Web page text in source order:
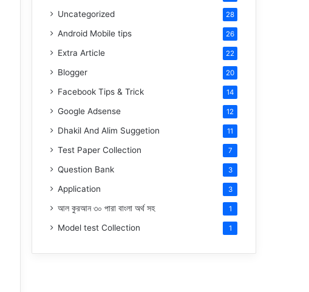
Uncategorized 28
Android Mobile tips 26
Extra Article 22
Blogger 20
Facebook Tips & Trick 14
Google Adsense 12
Dhakil And Alim Suggetion 11
Test Paper Collection 7
Question Bank 3
Application 3
আল কুরআন ৩০ পারা বাংলা অর্থ সহ 1
Model test Collection 1